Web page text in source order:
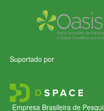
Suportado por
Empresa Brasileira de